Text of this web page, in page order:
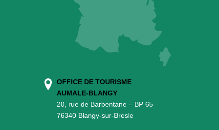
OFFICE DE TOURISME
AUMALE-BLANGY
20, rue de Barbentane – BP 65
76340 Blangy-sur-Bresle